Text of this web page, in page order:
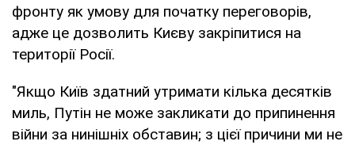
фронту як умову для початку переговорів,
адже це дозволить Києву закріпитися на
території Росії.
"Якщо Київ здатний утримати кілька десятків
миль, Путін не може закликати до припинення
війни за нинішніх обставин; з цієї причини ми не